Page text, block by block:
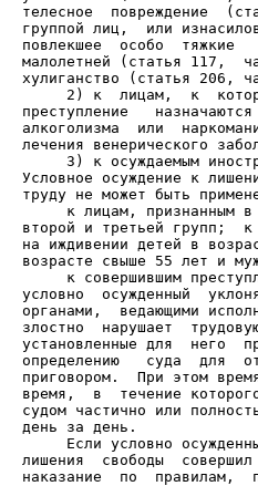
телесное  повреждение
группой лиц,  или
повлекшее  особо  тяжкие
малолетней (статья 117,
2) к  лицам,  к
преступление
алкоголизма  или
3) к осуждаемым
Условное осуждение к
к лицам, признанным
второй и третьей групп;  к
на иждивении детей в
к совершившим
условно  осужденный
органами,  ведающими
злостно  нарушает
установленные для  него
определению   суда  для
приговором.  При этом
время,  в  течение
судом частично или
Если условно
лишения  свободы
наказание  по  правилам,